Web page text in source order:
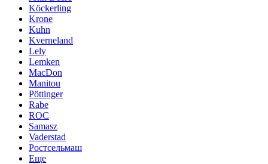
Köckerling
Krone
Kuhn
Kverneland
Lely
Lemken
MacDon
Manitou
Pöttinger
Rabe
ROC
Samasz
Vaderstad
Ростсельмаш
Еще